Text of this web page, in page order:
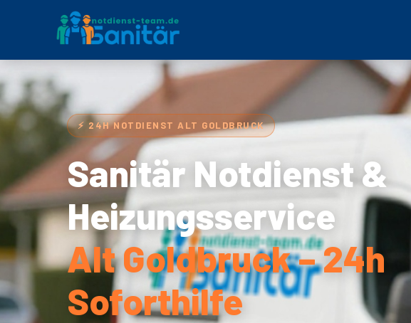
⚡ 24H NOTDIENST ALT GOLDBRUCK
Sanitär Notdienst &
Heizungsservice
Alt Goldbruck – 24h
Soforthilfe